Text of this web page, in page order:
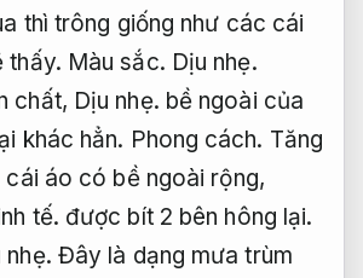
thì trông giống như các cái
thấy. Màu sắc. Dịu nhẹ.
chất, Dịu nhẹ. bề ngoài của
khác hẳn. Phong cách. Tăng
cái áo có bề ngoài rộng,
tế. được bít 2 bên hông lại.
nhẹ. Đây là dạng mưa trùm